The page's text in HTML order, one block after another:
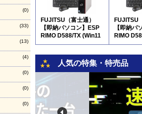
(0)
(33)
(13)
(4)
(0)
(0)
(0)
FUJITSU（富士通）
【即納パソコン】ESP
RIMO D588/TX (Win11
pro64) 5D8
FUJITSU
【即納パ
RIMO
o64) 5D8
人気の特集・特売品